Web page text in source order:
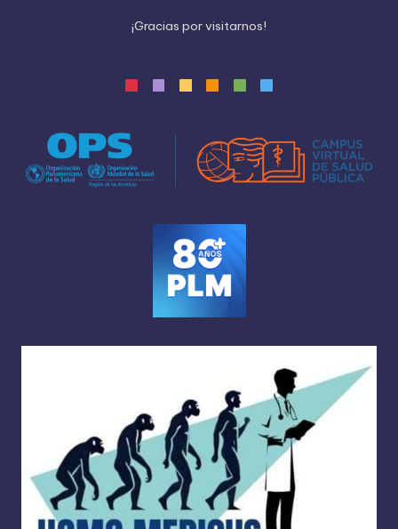
¡Gracias porvisitarnos!